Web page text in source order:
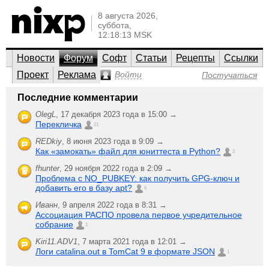
8 августа 2026,
суббота,
12:18:13 MSK
Новости Форум Софт Статьи Рецепты
Ссылки
Проект
Реклама Войти Постучаться
nixp.ru
Et cetera
Life goes on here, day after day…
Создать
новую тему
;-)
Последняя активность
Nixp
замерзает?
6
ответили
15847
прочитали
fhunter,
23 мая 2020 года в 03:34
В правом
столбце
теперь
показываются
похожие
никто
1761
прочитал
16 октября 2017 года в 19:21
Последние комментарии
OlegL, 17 декабря 2023 года в 15:00 →
Перекличка 21
REDkiy, 8 июня 2023 года в 9:09 →
Как «замокать» файл для юниттеста в Python? 2
fhunter, 29 ноября 2022 года в 2:09 →
Проблема с NO_PUBKEY: как получить GPG-ключ и
добавить его в базу apt?
6
Иванн, 9 апреля 2022 года в 8:31 →
Ассоциация РАСПО провела первое учредительное
собрание
1
Kiri11.ADV1, 7 марта 2021 года в 12:01 →
Логи catalina.out в TomCat 9 в формате JSON 1